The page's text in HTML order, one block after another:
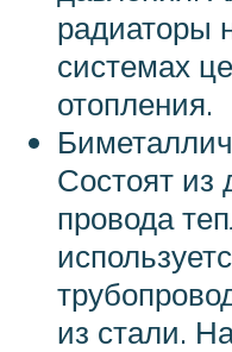
радиаторы
системах
отопления.
Состоят из
провода
из стали.